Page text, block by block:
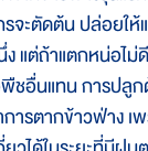
รจะตัดต้น ปล่อยใ
แต่ถ้าแตกหน่อไม่
พืชอื่นแทน การป
รตากข้าวฟ่าง เ